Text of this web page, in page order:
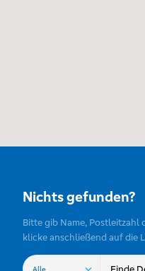
Nichts gefunden?
Bitte gib Name, Postleitzahl
klicke anschließend auf die